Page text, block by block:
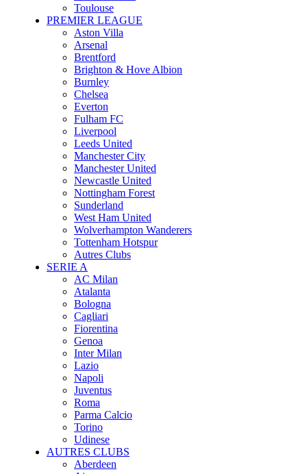
Toulouse
PREMIER LEAGUE
Aston Villa
Arsenal
Brentford
Brighton & Hove Albion
Burnley
Chelsea
Everton
Fulham FC
Liverpool
Leeds United
Manchester City
Manchester United
Newcastle United
Nottingham Forest
Sunderland
West Ham United
Wolverhampton Wanderers
Tottenham Hotspur
Autres Clubs
SERIE A
AC Milan
Atalanta
Bologna
Cagliari
Fiorentina
Genoa
Inter Milan
Lazio
Napoli
Juventus
Roma
Parma Calcio
Torino
Udinese
AUTRES CLUBS
Aberdeen